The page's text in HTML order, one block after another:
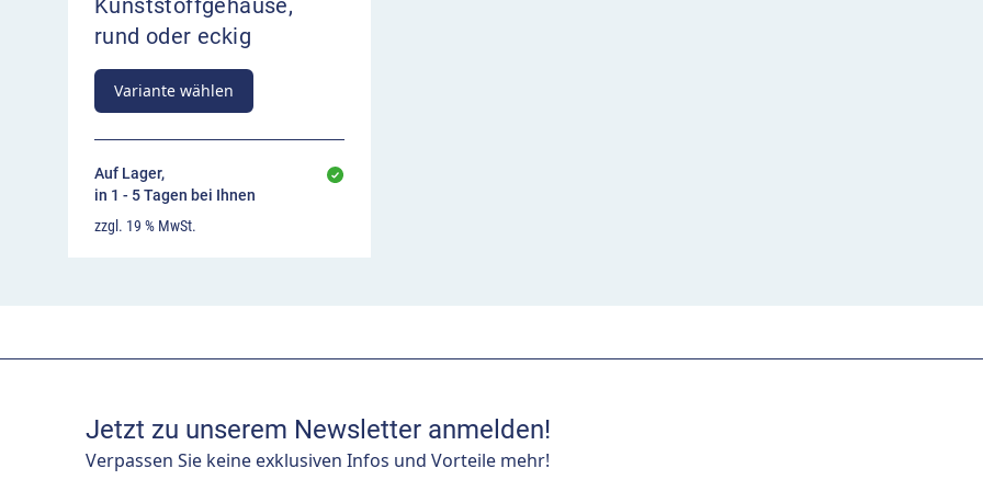
Kunststoffgehäuse,
rund oder eckig
Variante wählen
Auf Lager,
in 1 - 5 Tagen bei Ihnen
zzgl. 19 % MwSt.
Jetzt zu unserem Newsletter anmelden!
Verpassen Sie keine exklusiven Infos und Vorteile mehr!